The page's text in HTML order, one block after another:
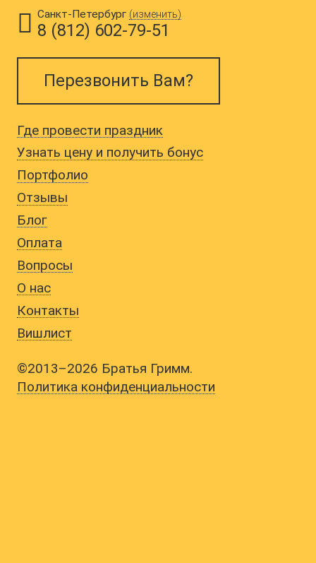
БЛОГ
ОПЛАТА
ВОПРОСЫ
КОНТАКТЫ
ВИШЛИСТ
Санкт-Петербург (изменить)
8 (812) 602-79-51
Перезвонить Вам?
Где провести праздник
Узнать цену и получить бонус
Портфолио
Отзывы
Блог
Оплата
Вопросы
О нас
Контакты
Вишлист
©2013–2026 Братья Гримм.
Политика конфиденциальности